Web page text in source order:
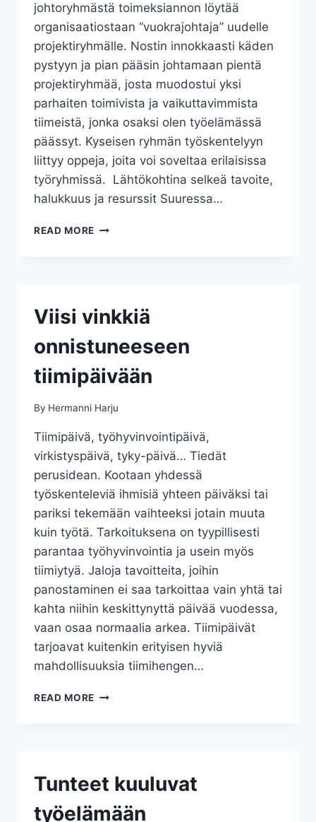
johtoryhmästä toimeksiannon löytää
organisaatiostaan “vuokrajohtaja” uudelle
projektiryhmälle. Nostin innokkaasti käden
pystyyn ja pian pääsin johtamaan pientä
projektiryhmää, josta muodostui yksi
parhaiten toimivista ja vaikuttavimmista
tiimeistä, jonka osaksi olen työelämässä
päässyt. Kyseisen ryhmän työskentelyyn
liittyy oppeja, joita voi soveltaa erilaisissa
työryhmissä. Lähtökohtina selkeä tavoite,
halukkuus ja resurssit Suuressa…
READ MORE HYVINVOIVAN
Viisi vinkkiä
onnistuneeseen
tiimipäivään
By Hermanni Harju
Tiimipäivä, työhyvinvointipäivä,
virkistyspäivä, tyky-päivä… Tiedät
perusidean. Kootaan yhdessä
työskenteleviä ihmisiä yhteen päiväksi tai
pariksi tekemään vaihteeksi jotain muuta
kuin työtä. Tarkoituksena on tyypillisesti
parantaa työhyvinvointia ja usein myös
tiimiytyä. Jaloja tavoitteita, joihin
panostaminen ei saa tarkoittaa vain yhtä tai
kahta niihin keskittynyttä päivää vuodessa,
vaan osaa normaalia arkea. Tiimipäivät
tarjoavat kuitenkin erityisen hyviä
mahdollisuuksia tiimihengen…
READ MORE VIISI
Tunteet kuuluvat
työelämään